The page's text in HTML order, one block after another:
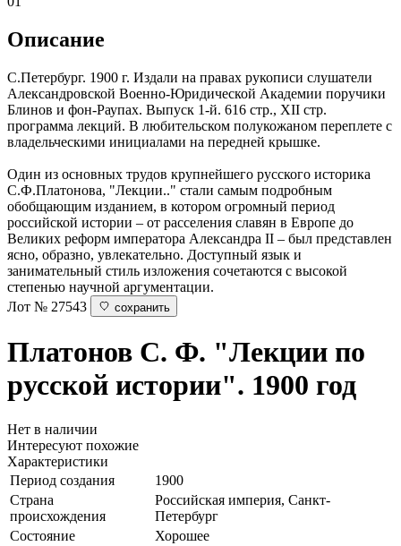
Описание
С.Петербург. 1900 г. Издали на правах рукописи слушатели
Александровской Военно-Юридической Академии поручики
Блинов и фон-Раупах. Выпуск 1-й. 616 стр., XII стр.
программа лекций. В любительском полукожаном переплете с
владельческими инициалами на передней крышке.
Один из основных трудов крупнейшего русского историка
С.Ф.Платонова, "Лекции.." стали самым подробным
обобщающим изданием, в котором огромный период
российской истории – от расселения славян в Европе до
Великих реформ императора Александра II – был представлен
ясно, образно, увлекательно. Доступный язык и
занимательный стиль изложения сочетаются с высокой
степенью научной аргументации.
Лот № 27543
сохранить
Платонов С. Ф. "Лекции по
русской истории". 1900 год
Нет в наличии
Интересуют похожие
Характеристики
Период создания
1900
Страна
происхождения
Российская империя, Санкт-
Петербург
Состояние
Хорошее